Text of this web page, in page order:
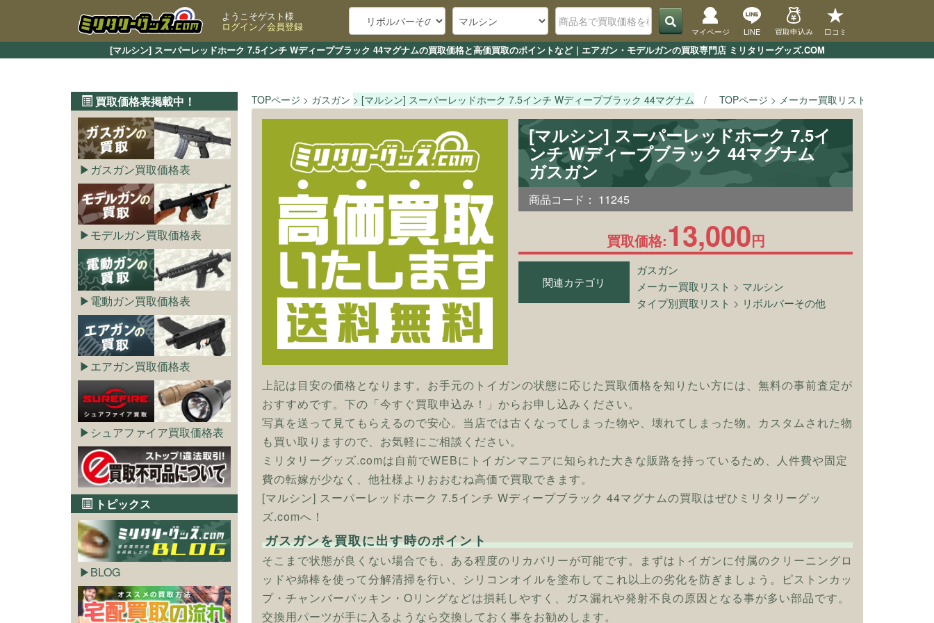
[マルシン] スーパーレッドホーク 7.5インチ Wディープブラック 44マグナムの買取価格と高価買取のポイントなど｜エアガン・モデルガンの買取専門店 ミリタリーグッズ.COM
ようこそゲスト様
ログイン／会員登録 マイページ LINE 買取申込み 口コミ
TOPページ ガスガン [マルシン] スーパーレッドホーク 7.5インチ Wディープブラック 44マグナム TOPページ メーカー買取リスト
[マルシン] スーパーレッドホーク 7.5イ
ンチ Wディープブラック 44マグナム
ガスガン
商品コード： 11245
買取価格:13,000円
関連カテゴリ
ガスガン
メーカー買取リスト > マルシン
タイプ別買取リスト > リボルバーその他
上記は目安の価格となります。お手元のトイガンの状態に応じた買取価格を知りたい方には、無料の事前査定が
おすすめです。下の「今すぐ買取申込み！」からお申し込みください。
写真を送って見てもらえるので安心。当店では古くなってしまった物や、壊れてしまった物。カスタムされた物
も買い取りますので、お気軽にご相談ください。
ミリタリーグッズ.comは自前でWEBにトイガンマニアに知られた大きな販路を持っているため、人件費や固定
費の転嫁が少なく、他社様よりおおむね高価で買取できます。
[マルシン] スーパーレッドホーク 7.5インチ Wディープブラック 44マグナムの買取はぜひミリタリーグッ
ズ.comへ！
ガスガンを買取に出す時のポイント
そこまで状態が良くない場合でも、ある程度のリカバリーが可能です。まずはトイガンに付属のクリーニングロ
ッドや綿棒を使って分解清掃を行い、シリコンオイルを塗布してこれ以上の劣化を防ぎましょう。ピストンカッ
プ・チャンバーパッキン・Oリングなどは損耗しやすく、ガス漏れや発射不良の原因となる事が多い部品です。
交換用パーツが手に入るようなら交換しておく事をお勧めします。
買取価格表掲載中！
ガスガン買取価格表
モデルガン買取価格表
電動ガン買取価格表
エアガン買取価格表
シュアファイア買取価格表
トピックス
BLOG